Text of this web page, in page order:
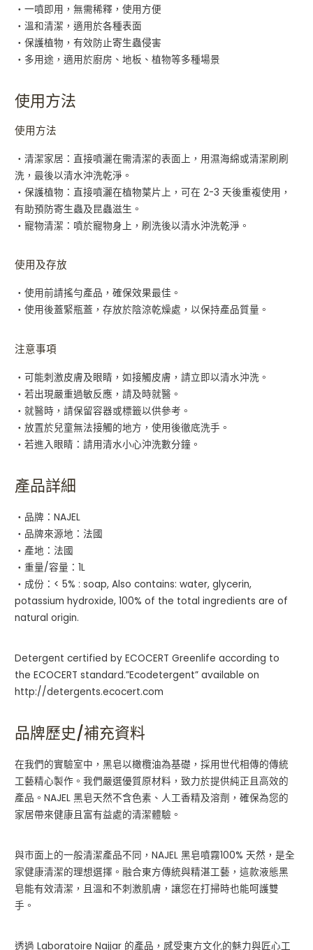
・一噴即用，無需稀釋，使用方便
・溫和清潔，適用於各種表面
・保護植物，有效防止寄生蟲侵害
・多用途，適用於廚房、地板、植物等多種場景
使用方法
使用方法
・清潔家居：直接噴灑在需清潔的表面上，用濕海綿或清潔刷刷
洗，最後以清水沖洗乾淨。
・保護植物：直接噴灑在植物葉片上，可在 2-3 天後重複使用，
有助預防寄生蟲及昆蟲滋生。
・寵物清潔：噴於寵物身上，刷洗後以清水沖洗乾淨。
使用及存放
・使用前請搖勻產品，確保效果最佳。
・使用後蓋緊瓶蓋，存放於陰涼乾燥處，以保持產品質量。
注意事項
・可能刺激皮膚及眼睛，如接觸皮膚，請立即以清水沖洗。
・若出現嚴重過敏反應，請及時就醫。
・就醫時，請保留容器或標籤以供參考。
・放置於兒童無法接觸的地方，使用後徹底洗手。
・若進入眼睛：請用清水小心沖洗數分鐘。
產品詳細
・品牌：NAJEL
・品牌來源地：法國
・產地：法國
・重量/容量：1L
・成份：< 5% : soap, Also contains: water, glycerin,
potassium hydroxide, 100% of the total ingredients are of
natural origin.
Detergent certified by ECOCERT Greenlife according to
the ECOCERT standard.”Ecodetergent” available on
http://detergents.ecocert.com
品牌歷史/補充資料
在我們的實驗室中，黑皂以橄欖油為基礎，採用世代相傳的傳統
工藝精心製作。我們嚴選優質原材料，致力於提供純正且高效的
產品。NAJEL 黑皂天然不含色素、人工香精及溶劑，確保為您的
家居帶來健康且富有益處的清潔體驗。
與市面上的一般清潔產品不同，NAJEL 黑皂噴霧100% 天然，是全
家健康清潔的理想選擇。融合東方傳統與精湛工藝，這款液態黑
皂能有效清潔，且溫和不刺激肌膚，讓您在打掃時也能呵護雙
手。
透過 Laboratoire Najjar 的產品，感受東方文化的魅力與匠心工